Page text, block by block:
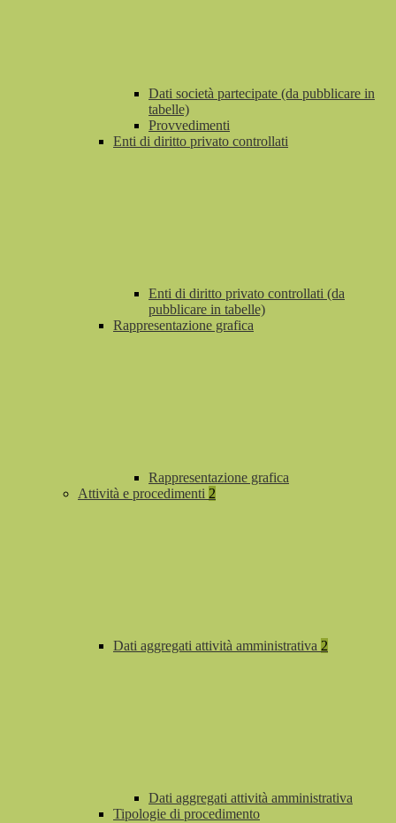
Dati società partecipate (da pubblicare in
tabelle)
Provvedimenti
Enti di diritto privato controllati
Enti di diritto privato controllati (da
pubblicare in tabelle)
Rappresentazione grafica
Rappresentazione grafica
Attività e procedimenti 2
Dati aggregati attività amministrativa 2
Dati aggregati attività amministrativa
Tipologie di procedimento